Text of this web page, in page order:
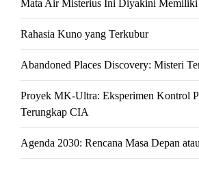
Mata Air Misterius Ini Diyakini Memiliki
Rahasia Kuno yang Terkubur
Abandoned Places Discovery: Misteri
Proyek MK-Ultra: Eksperimen Kontrol
Terungkap CIA
Agenda 2030: Rencana Masa Depan